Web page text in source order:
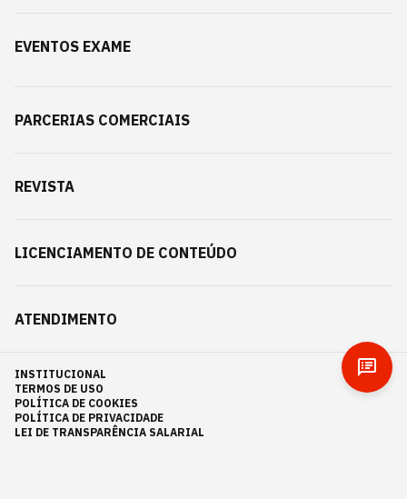
EVENTOS EXAME
PARCERIAS COMERCIAIS
REVISTA
LICENCIAMENTO DE CONTEÚDO
ATENDIMENTO
INSTITUCIONAL
TERMOS DE USO
POLÍTICA DE COOKIES
POLÍTICA DE PRIVACIDADE
LEI DE TRANSPARÊNCIA SALARIAL